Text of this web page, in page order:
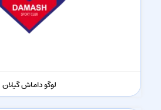
لوگو داماش گیلان